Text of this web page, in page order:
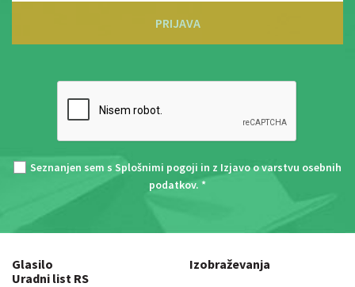
PRIJAVA
Seznanjen sem s Splošnimi pogoji in z Izjavo o varstvu osebnih
podatkov. *
Glasilo
Uradni list RS
Izobraževanja